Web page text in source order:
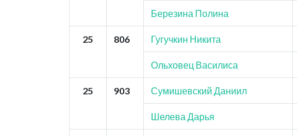
Березина Полина
25 806 Гугучкин Никита
Ольховец Василиса
25 903 Сумишевский Даниил
Шелева Дарья